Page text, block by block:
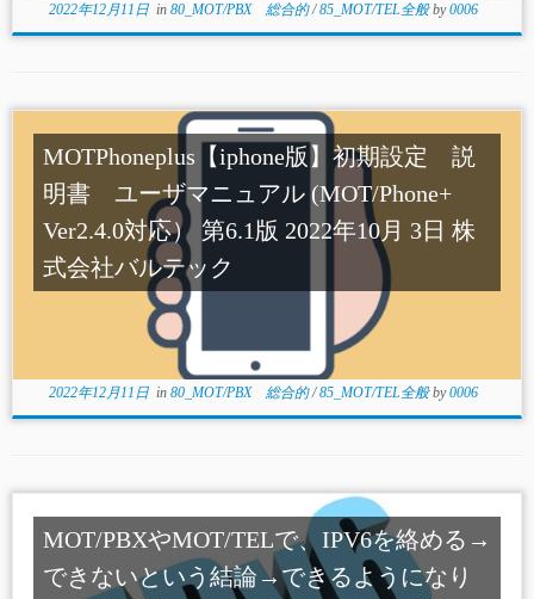
2022年12月11日in 80_MOT/PBX 総合的/85_MOT/TEL全般by0006
MOTPhoneplus【iphone版】初期設定 説
明書 ユーザマニュアル (MOT/Phone+
Ver2.4.0対応） 第6.1版 2022年10月 3日 株
式会社バルテック
2022年12月11日in 80_MOT/PBX 総合的/85_MOT/TEL全般by0006
MOT/PBXやMOT/TELで、IPV6を絡める→
できないという結論→できるようになり